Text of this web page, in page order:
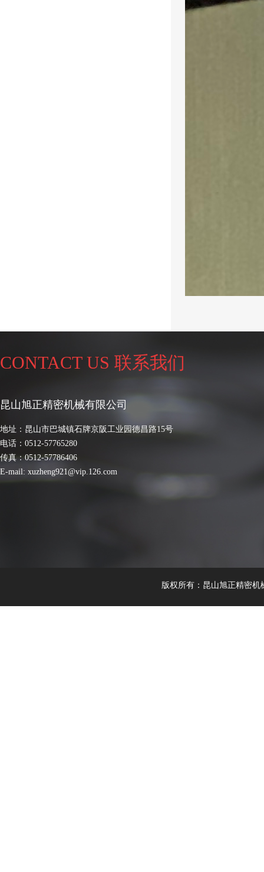
CONTACT US 联系我们
昆山旭正精密机械有限公司
地址：昆山市巴城镇石牌京阪工业园德昌路15号
电话：0512-57765280
传真：0512-57786406
E-mail: xuzheng921@vip.126.com
版权所有：昆山旭正精密